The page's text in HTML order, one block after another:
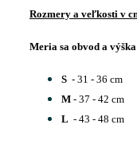
Rozmery a veľkosti v
Meria sa obvod a
S - 31 - 36 cm
M - 37 - 42 cm
L - 43 - 48 cm